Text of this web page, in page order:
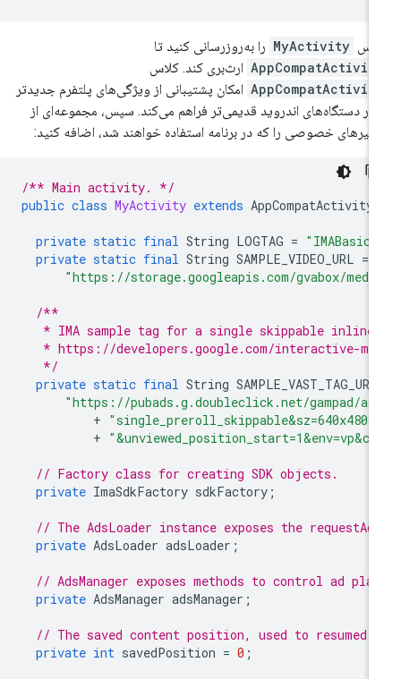
MyActivity را به‌روزرسانی کنید تا
ارث‌بری کند. کلاس
امکان پشتیبانی از ویژگی‌های پلتفرم جدیدتر
در دستگاه‌های اندروید قدیمی‌تر فراهم می‌کند. سپس، مجموعه‌ای از
خصوصی را که در برنامه استفاده خواهند شد، اضافه کنید:
/** Main activity. */
public class MyActivity extends AppCompatActivity
private static final String LOGTAG =
private static final String SAMPLE_VIDEO_URL
"https://storage.googleapis.com/gvabox/
/**
* IMA sample tag for a single skippable
* https://developers.google.com/interactive-
   */
private static final String SAMPLE_VAST_TAG_URL
"https://pubads.g.doubleclick.net/gampad/
+
+
// Factory class for creating SDK objects.
private ImaSdkFactory sdkFactory
// The AdsLoader instance exposes the
private AdsLoader adsLoader
// AdsManager exposes methods to control ad
private AdsManager adsManager
// The saved content position, used to resumed
private
int savedPosition =